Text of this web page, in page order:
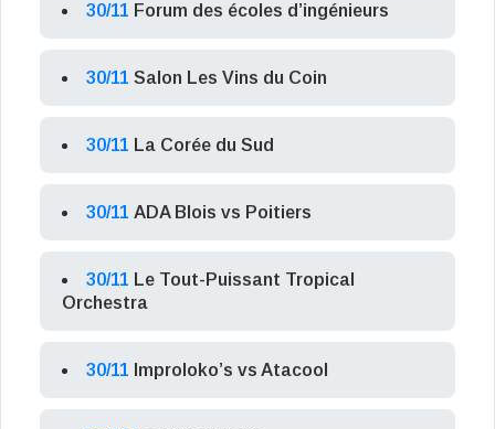
30/11 Forum des écoles d’ingénieurs
30/11 Salon Les Vins du Coin
30/11 La Corée du Sud
30/11 ADA Blois vs Poitiers
30/11 Le Tout-Puissant Tropical
Orchestra
30/11 Improloko’s vs Atacool